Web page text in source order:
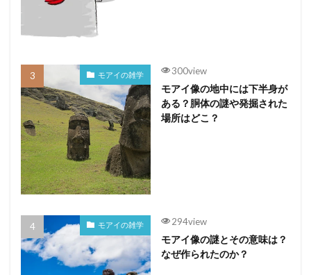
モアイの雑学 300view
モアイ像の地中には下半身が
ある？胴体の謎や発掘された
場所はどこ？
モアイの雑学 294view
モアイ像の謎とその意味は？
なぜ作られたのか？